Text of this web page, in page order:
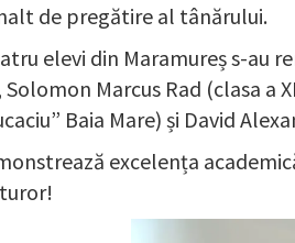
de pregătire al tânărului.
elevi din Maramureș s-au
Solomon Marcus Rad (clasa
Baia Mare) și David
excelența